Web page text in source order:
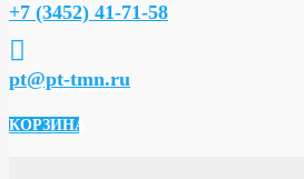
+7 (3452) 41-71-58

pt@pt-tmn.ru
КОРЗИНА